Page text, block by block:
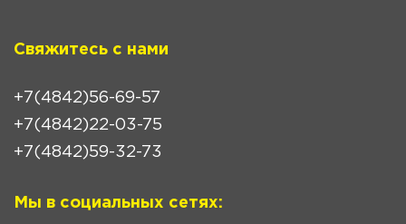
Свяжитесь с нами
+7(4842)56-69-57
+7(4842)22-03-75
+7(4842)59-32-73
Мы в социальных сетях: